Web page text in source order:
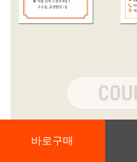
바로구매